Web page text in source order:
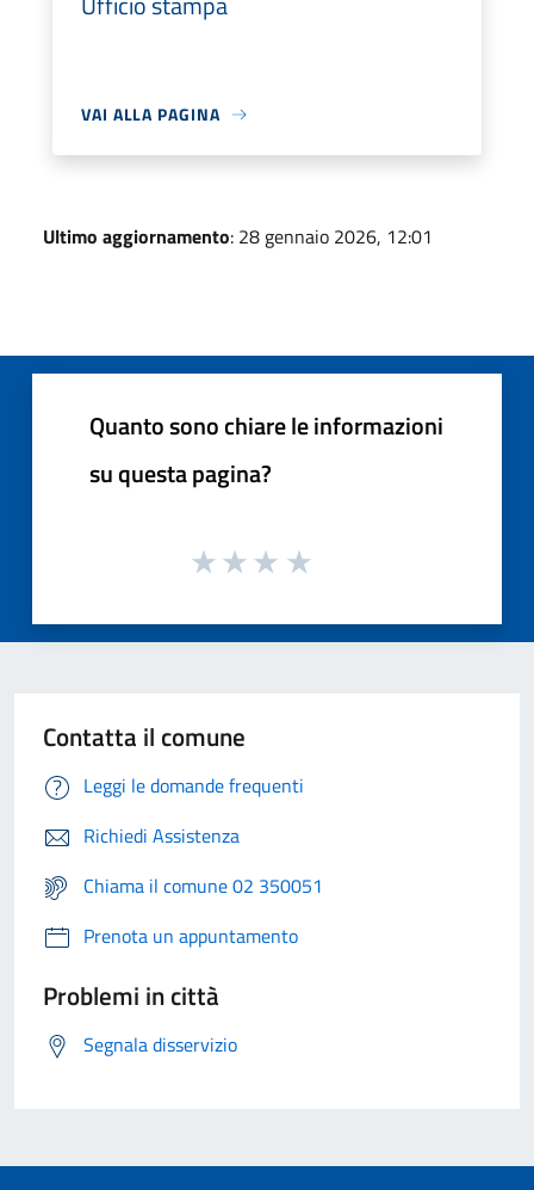
VAI ALLA PAGINA
Ultimo aggiornamento: 28 gennaio 2026, 12:01
Quanto sono chiare le informazioni
su questa pagina?
Contatta il comune
Leggi le domande frequenti
Richiedi Assistenza
Chiama il comune 02 350051
Prenota un appuntamento
Problemi in città
Segnala disservizio